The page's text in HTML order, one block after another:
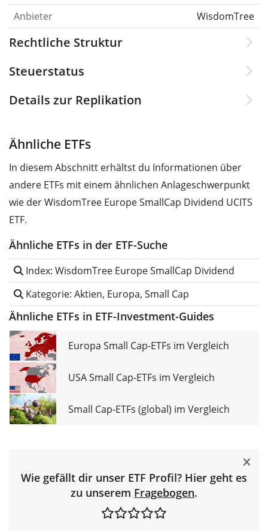
Anbieter WisdomTree
Rechtliche Struktur
Steuerstatus
Details zur Replikation
Ähnliche ETFs
In diesem Abschnitt erhältst du Informationen über
andere ETFs mit einem ähnlichen Anlageschwerpunkt
wie der WisdomTree Europe SmallCap Dividend UCITS
ETF.
Ähnliche ETFs in der ETF-Suche
Index: WisdomTree Europe SmallCap Dividend
Kategorie: Aktien, Europa, Small Cap
Ähnliche ETFs in ETF-Investment-Guides
Europa Small Cap-ETFs im Vergleich
USA Small Cap-ETFs im Vergleich
Small Cap-ETFs (global) im Vergleich
Wie gefällt dir unser ETF Profil? Hier geht es
zu unserem Fragebogen.